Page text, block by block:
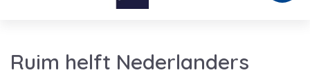
Ruim helft Nederlanders